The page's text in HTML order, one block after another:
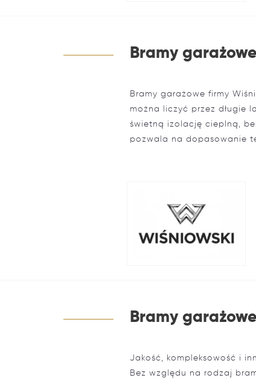
Bramy
Bramy garażowe firmy
można liczyć przez długie
świetną izolację cieplną,
pozwala na dopasowanie
Bramy
Jakość, kompleksowość i
Bez względu na rodzaj